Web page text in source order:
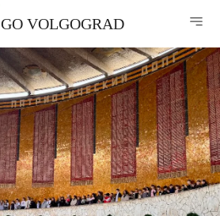
GO VOLGOGRAD